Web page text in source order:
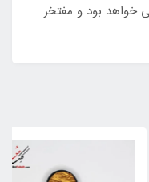
خواهد بود و مفتخر